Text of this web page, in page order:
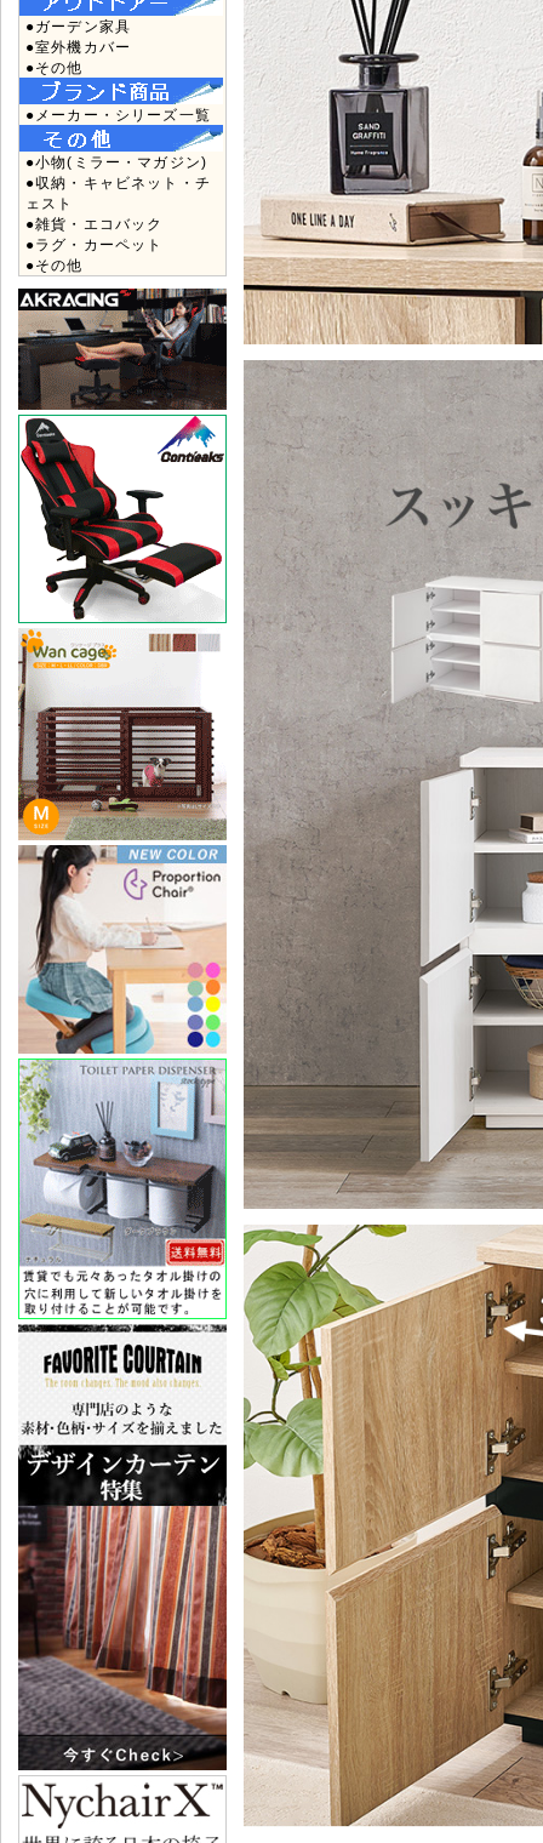
●ガーデン家具
●室外機カバー
●その他
●メーカー・シリーズ一覧
●小物(ミラー・マガジン)
●収納・キャビネット・チ
ェスト
●雑貨・エコバック
●ラグ・カーペット
●その他